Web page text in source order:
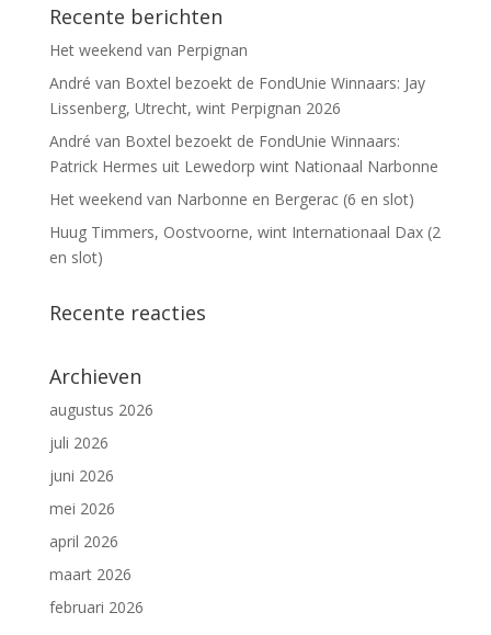
Recente berichten
Het weekend van Perpignan
André van Boxtel bezoekt de FondUnie Winnaars: Jay
Lissenberg, Utrecht, wint Perpignan 2026
André van Boxtel bezoekt de FondUnie Winnaars:
Patrick Hermes uit Lewedorp wint Nationaal Narbonne
Het weekend van Narbonne en Bergerac (6 en slot)
Huug Timmers, Oostvoorne, wint Internationaal Dax (2
en slot)
Recente reacties
Archieven
augustus 2026
juli 2026
juni 2026
mei 2026
april 2026
maart 2026
februari 2026